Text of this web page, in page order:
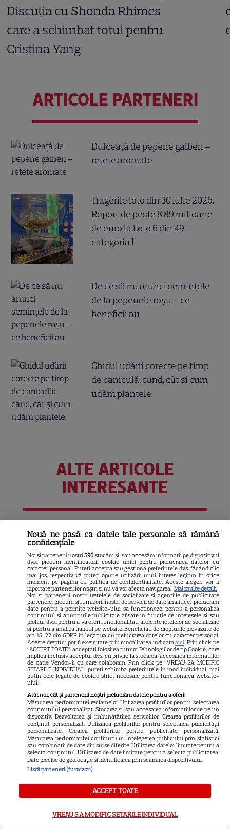
Discuția cu Shonda Rhimes
care a schimbat totul pentru
Cristina Yang
ARTICOLE PARTENERI
Dulceață de pepene galben –
rețete aromate
Tragerile loto din 30 iulie 2026.
Report de peste 8,89 milioane
de euro la Loto 6 din 49,
categoria I
De ce să nu arunci semințele
de la pepenele roșu – ce
beneficii au
Ghidul udării corecte pe timp
de caniculă: când, cât şi cum
udăm plantele
ALTE ARTICOLE
INTERESANTE
3
VEDETE STRĂINE
Marvel are un nou Black
Panther. David Jonsson preia
moștenirea lui Chadwick
Boseman
7
VEDETE STRĂINE
Ryan Gosling este noul Ghost
Rider din Universul Marvel.
Anunțul făcut la Comic-Con i-
a entuziasmat pe fani
DISNEY PLUS
„Diavolul se îmbracă de la
Prada 2” s-a lansat pe Disney+.
Meryl Streep și Anne
Hathaway revin la revista
Runway
VEDETE STRĂINE
Meryl Streep, gest
impresionant pentru Anne
Nouă ne pasă ca datele tale personale să rămână
confidențiale
Noi și partenerii noștri596 stocăm și/sau accesăm informații pe dispozitivul
dvs., precum identificatorii cookie unici pentru prelucrarea datelor cu
caracter personal. Puteți accepta sau gestiona preferințele dvs. făcând clic
mai jos, respectiv vă puteți opune utilizării unui interes legitim în orice
moment pe pagina cu politica de confidențialitate. Aceste alegeri vor fi
raportate partenerilor noștri și nu vă vor afecta navigarea. Mai multe detalii
Noi si partenerii nostri (retelele de socializare si agentiile de publicitate
partenere, precum si furnizorii nostri de servicii de date analitice) prelucram
date pentru a permite website-ului sa functioneze, pentru a personaliza
continutul si anunturile publicitare afisate in functie de interesele si/sau
profilul dvs., pentru a va oferi functionalitati aferente retelelor de socializare
si pentru a analiza traficul pe website. Beneficiati de drepturile prevazute de
art. 15-22 din GDPR in legatura cu prelucrarea datelor cu caracter personal.
Aceste drepturi pot fi exercitate prin modalitatea indicataaici. Prin click pe
“ACCEPT TOATE”, acceptati folosirea tuturor Tehnologiilor de tip Cookie, care
implica inclusiv acceptul dvs. cu privire la stocarea/accesarea informatiilor
de catre Vendor-ii cu care colaboram. Prin click pe “VREAU SA MODIFIC
SETARILE INDIVIDUAL” puteti schimba preferintele in mod individual, mai
putin cele legate de cookie strict necesare pentru functionarea website-
ului.
Atât noi, cât și partenerii noștri prelucrăm datele pentru a oferi:
Măsurarea performanței reclamelor. Utilizarea profilurilor pentru selectarea
conținutului personalizat. Stocarea și/sau accesarea informațiilor de pe un
dispozitiv. Dezvoltarea și îmbunătățirea serviciilor. Crearea profilurilor de
conținut personalizat. Utilizarea profilurilor pentru selectarea publicității
personalizate. Crearea profilurilor pentru publicitate personalizată.
Măsurarea performanței conținutului. Înțelegerea publicului prin statistici
sau combinații de date din surse diferite. Utilizarea datelor limitate pentru a
selecta conținutul. Utilizarea de date limitate pentru a selecta publicitatea.
Date precise de geolocație și identificarea prin scanarea dispozitivului.
Listă parteneri (furnizori)
ACCEPT TOATE
VREAU SA MODIFIC SETARILE INDIVIDUAL